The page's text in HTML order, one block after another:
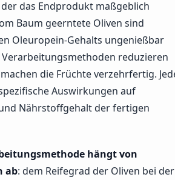
das Endprodukt maßgeblich
Baum geerntete Oliven sind
Oleuropein-Gehalts ungenießbar
Verarbeitungsmethoden reduzieren
die Früchte verzehrfertig.
Auswirkungen auf
Nährstoffgehalt der fertigen
hängt von
ab: dem Reifegrad der Oliven bei der